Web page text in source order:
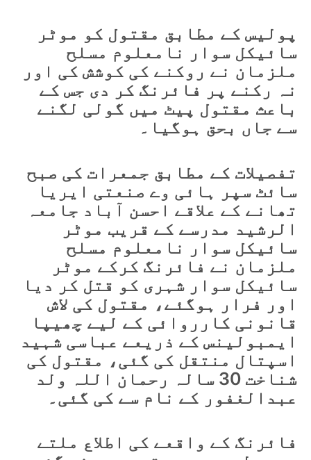
پولیس کے مطابق مقتول کو موٹر
سائیکل سوار نامعلوم مسلح
ملزمان نے روکنے کی کوشش کی اور
نہ رکنے پر فائرنگ کر دی جس کے
باعث مقتول پیٹ میں گولی لگنے
سے جاں بحق ہوگیا۔
تفصیلات کے مطابق جمعرات کی صبح
سائٹ سپر ہائی وے صنعتی ایریا
تھانے کے علاقے احسن آباد جامعہ
الرشید مدرسے کے قریب موٹر
سائیکل سوار نامعلوم مسلح
ملزمان نے فائرنگ کرکے موٹر
سائیکل سوار شہری کو قتل کر دیا
اور فرار ہوگئے، مقتول کی لاش
قانونی کارروائی کے لیے چھیپا
ایمبولینس کے ذریعے عباسی شہید
اسپتال منتقل کی گئی، مقتول کی
شناخت 30 سالہ رحمان اللہ ولد
عبدالغفور کے نام سے کی گئی۔
فائرنگ کے واقعے کی اطلاع ملتے